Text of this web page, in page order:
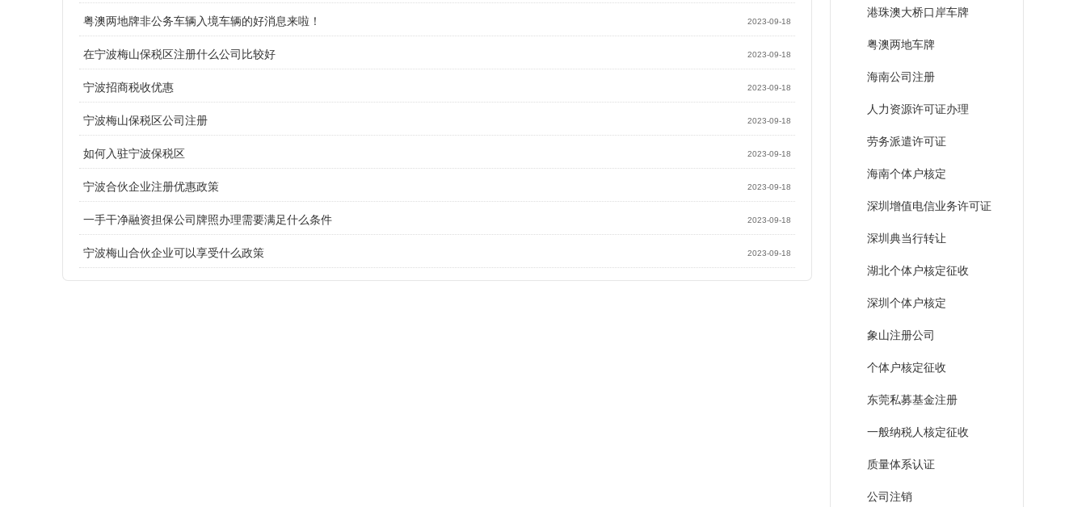
粤澳两地牌非公务车辆入境车辆的好消息来啦！ 2023-09-18
在宁波梅山保税区注册什么公司比较好 2023-09-18
宁波招商税收优惠 2023-09-18
宁波梅山保税区公司注册 2023-09-18
如何入驻宁波保税区 2023-09-18
宁波合伙企业注册优惠政策 2023-09-18
一手干净融资担保公司牌照办理需要满足什么条件 2023-09-18
宁波梅山合伙企业可以享受什么政策 2023-09-18
港珠澳大桥口岸车牌
粤澳两地车牌
海南公司注册
人力资源许可证办理
劳务派遣许可证
海南个体户核定
深圳增值电信业务许可证
深圳典当行转让
湖北个体户核定征收
深圳个体户核定
象山注册公司
个体户核定征收
东莞私募基金注册
一般纳税人核定征收
质量体系认证
公司注销